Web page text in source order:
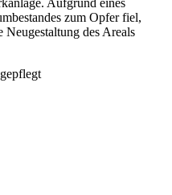
zum Opfer fiel,
des Areals